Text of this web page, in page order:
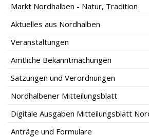
Markt Nordhalben - Natur, Tradition
Aktuelles aus Nordhalben
Veranstaltungen
Amtliche Bekanntmachungen
Satzungen und Verordnungen
Nordhalbener Mitteilungsblatt
Digitale Ausgaben Mitteilungsblatt
Anträge und Formulare